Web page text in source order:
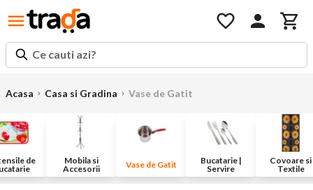
Ce cauti azi?
Acasa Casa si Gradina Vase de Gatit
de
Mobila si
Accesorii
Vase de Gatit
Bucatarie |
Servire
Covoare si
Textile